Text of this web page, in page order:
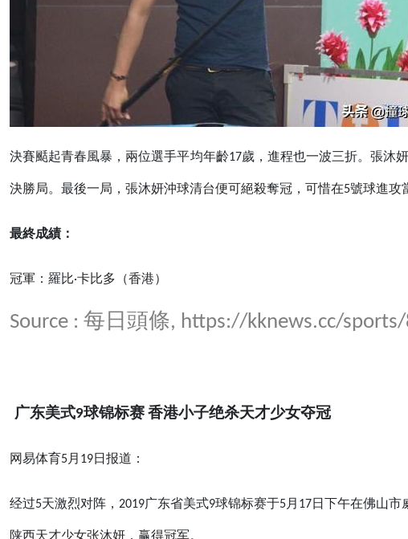
決賽颳起青春風暴，兩位選手平均年齡17歲，進程也一波三折。張沐
決勝局。最後一局，張沐妍沖球清台便可絕殺奪冠，可惜在5號球進
最終成績：
冠軍：羅比·卡比多（香港）
Source : 每日頭條, https://kknews.cc/
广东美式9球锦标赛 香港小子绝杀天才少女夺冠
网易体育5月19日报道：
经过5天激烈对阵，2019广东省美式9球锦标赛于5月17日下午在佛山